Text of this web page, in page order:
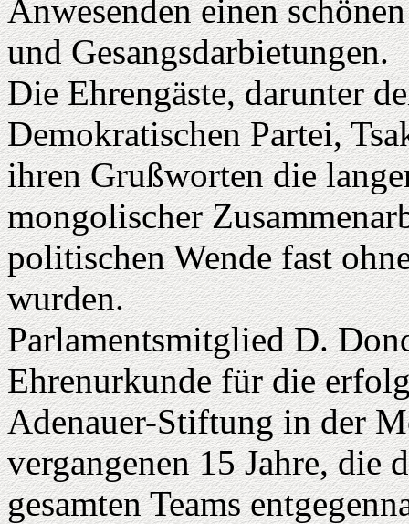
Anwesenden einen
und Gesangsdarbietungen.
Die Ehrengäste, darunter
Demokratischen Partei,
ihren Grußworten die
mongolischer
politischen Wende fast
wurden.
Parlamentsmitglied D.
Ehrenurkunde für die
Adenauer-Stiftung in der
vergangenen 15 Jahre, die
gesamten Teams